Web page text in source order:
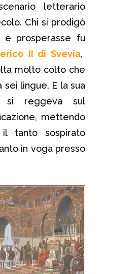
letterario
Chi si prodigò
e prosperasse fu
II di Svevia,
molto colto che
sei lingue. E la sua
reggeva sul
mettendo
tanto sospirato
in voga presso